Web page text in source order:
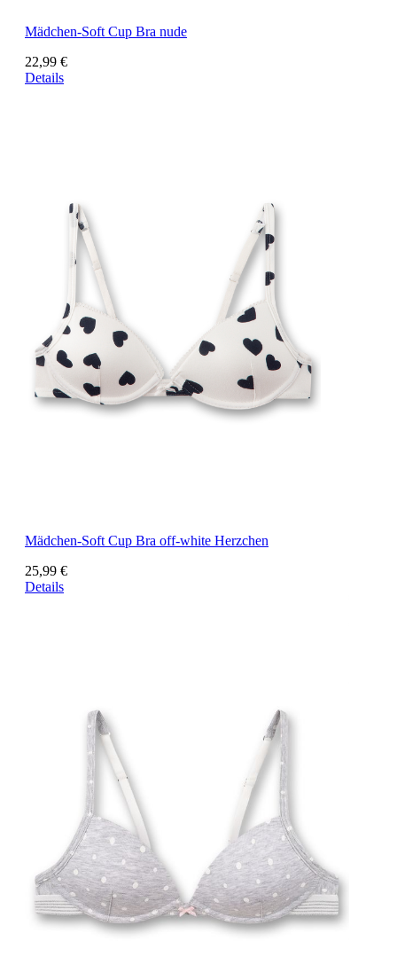
Mädchen-Soft Cup Bra nude
22,99 €
Details
Mädchen-Soft Cup Bra off-white Herzchen
25,99 €
Details